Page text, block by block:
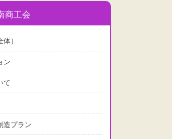
商工会
）
ン
て
造プラン